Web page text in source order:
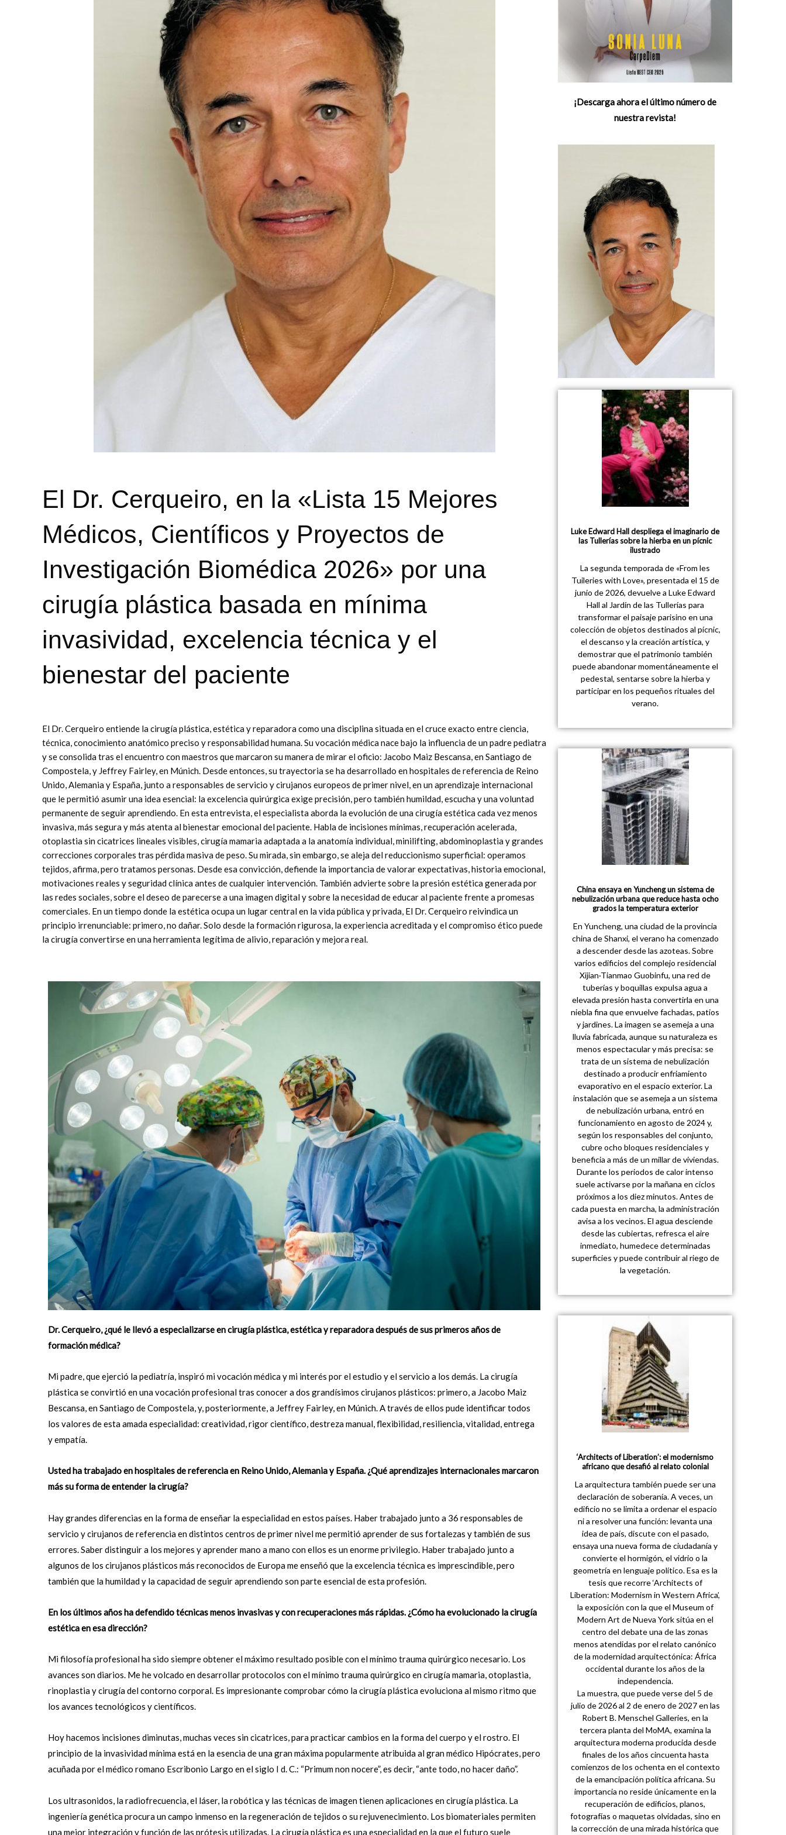
El Dr. Cerqueiro, en la «Lista 15 Mejores
Médicos, Científicos y Proyectos de
Investigación Biomédica 2026» por una
cirugía plástica basada en mínima
invasividad, excelencia técnica y el
bienestar del paciente
El Dr. Cerqueiro entiende la cirugía plástica, estética y reparadora como una disciplina situada en el cruce exacto entre ciencia,
técnica, conocimiento anatómico preciso y responsabilidad humana. Su vocación médica nace bajo la influencia de un padre pediatra
y se consolida tras el encuentro con maestros que marcaron su manera de mirar el oficio: Jacobo Maiz Bescansa, en Santiago de
Compostela, y Jeffrey Fairley, en Múnich. Desde entonces, su trayectoria se ha desarrollado en hospitales de referencia de Reino
Unido, Alemania y España, junto a responsables de servicio y cirujanos europeos de primer nivel, en un aprendizaje internacional
que le permitió asumir una idea esencial: la excelencia quirúrgica exige precisión, pero también humildad, escucha y una voluntad
permanente de seguir aprendiendo. En esta entrevista, el especialista aborda la evolución de una cirugía estética cada vez menos
invasiva, más segura y más atenta al bienestar emocional del paciente. Habla de incisiones mínimas, recuperación acelerada,
otoplastia sin cicatrices lineales visibles, cirugía mamaria adaptada a la anatomía individual, minilifting, abdominoplastia y grandes
correcciones corporales tras pérdida masiva de peso. Su mirada, sin embargo, se aleja del reduccionismo superficial: operamos
tejidos, afirma, pero tratamos personas. Desde esa convicción, defiende la importancia de valorar expectativas, historia emocional,
motivaciones reales y seguridad clínica antes de cualquier intervención. También advierte sobre la presión estética generada por
las redes sociales, sobre el deseo de parecerse a una imagen digital y sobre la necesidad de educar al paciente frente a promesas
comerciales. En un tiempo donde la estética ocupa un lugar central en la vida pública y privada, El Dr. Cerqueiro reivindica un
principio irrenunciable: primero, no dañar. Solo desde la formación rigurosa, la experiencia acreditada y el compromiso ético puede
la cirugía convertirse en una herramienta legítima de alivio, reparación y mejora real.
Dr. Cerqueiro, ¿qué le llevó a especializarse en cirugía plástica, estética y reparadora después de sus primeros años de
formación médica?
Mi padre, que ejerció la pediatría, inspiró mi vocación médica y mi interés por el estudio y el servicio a los demás. La cirugía
plástica se convirtió en una vocación profesional tras conocer a dos grandísimos cirujanos plásticos: primero, a Jacobo Maiz
Bescansa, en Santiago de Compostela, y, posteriormente, a Jeffrey Fairley, en Múnich. A través de ellos pude identificar todos
los valores de esta amada especialidad: creatividad, rigor científico, destreza manual, flexibilidad, resiliencia, vitalidad, entrega
y empatía.
Usted ha trabajado en hospitales de referencia en Reino Unido, Alemania y España. ¿Qué aprendizajes internacionales marcaron
más su forma de entender la cirugía?
Hay grandes diferencias en la forma de enseñar la especialidad en estos países. Haber trabajado junto a 36 responsables de
servicio y cirujanos de referencia en distintos centros de primer nivel me permitió aprender de sus fortalezas y también de sus
errores. Saber distinguir a los mejores y aprender mano a mano con ellos es un enorme privilegio. Haber trabajado junto a
algunos de los cirujanos plásticos más reconocidos de Europa me enseñó que la excelencia técnica es imprescindible, pero
también que la humildad y la capacidad de seguir aprendiendo son parte esencial de esta profesión.
En los últimos años ha defendido técnicas menos invasivas y con recuperaciones más rápidas. ¿Cómo ha evolucionado la cirugía
estética en esa dirección?
Mi filosofía profesional ha sido siempre obtener el máximo resultado posible con el mínimo trauma quirúrgico necesario. Los
avances son diarios. Me he volcado en desarrollar protocolos con el mínimo trauma quirúrgico en cirugía mamaria, otoplastia,
rinoplastia y cirugía del contorno corporal. Es impresionante comprobar cómo la cirugía plástica evoluciona al mismo ritmo que
los avances tecnológicos y científicos.
Hoy hacemos incisiones diminutas, muchas veces sin cicatrices, para practicar cambios en la forma del cuerpo y el rostro. El
principio de la invasividad mínima está en la esencia de una gran máxima popularmente atribuida al gran médico Hipócrates, pero
acuñada por el médico romano Escribonio Largo en el siglo I d. C.: “Primum non nocere”, es decir, “ante todo, no hacer daño”.
Los ultrasonidos, la radiofrecuencia, el láser, la robótica y las técnicas de imagen tienen aplicaciones en cirugía plástica. La
ingeniería genética procura un campo inmenso en la regeneración de tejidos o su rejuvenecimiento. Los biomateriales permiten
una mejor integración y función de las prótesis utilizadas. La cirugía plástica es una especialidad en la que el futuro suele
¡Descarga ahora el último número de
nuestra revista!
Luke Edward Hall despliega el imaginario de
las Tullerías sobre la hierba en un pícnic
ilustrado
La segunda temporada de «From les
Tuileries with Love», presentada el 15 de
junio de 2026, devuelve a Luke Edward
Hall al Jardín de las Tullerías para
transformar el paisaje parisino en una
colección de objetos destinados al pícnic,
el descanso y la creación artística, y
demostrar que el patrimonio también
puede abandonar momentáneamente el
pedestal, sentarse sobre la hierba y
participar en los pequeños rituales del
verano.
China ensaya en Yuncheng un sistema de
nebulización urbana que reduce hasta ocho
grados la temperatura exterior
En Yuncheng, una ciudad de la provincia
china de Shanxi, el verano ha comenzado
a descender desde las azoteas. Sobre
varios edificios del complejo residencial
Xijian·Tianmao Guobinfu, una red de
tuberías y boquillas expulsa agua a
elevada presión hasta convertirla en una
niebla fina que envuelve fachadas, patios
y jardines. La imagen se asemeja a una
lluvia fabricada, aunque su naturaleza es
menos espectacular y más precisa: se
trata de un sistema de nebulización
destinado a producir enfriamiento
evaporativo en el espacio exterior. La
instalación que se asemeja a un sistema
de nebulización urbana, entró en
funcionamiento en agosto de 2024 y,
según los responsables del conjunto,
cubre ocho bloques residenciales y
beneficia a más de un millar de viviendas.
Durante los periodos de calor intenso
suele activarse por la mañana en ciclos
próximos a los diez minutos. Antes de
cada puesta en marcha, la administración
avisa a los vecinos. El agua desciende
desde las cubiertas, refresca el aire
inmediato, humedece determinadas
superficies y puede contribuir al riego de
la vegetación.
‘Architects of Liberation’: el modernismo
africano que desafió al relato colonial
La arquitectura también puede ser una
declaración de soberanía. A veces, un
edificio no se limita a ordenar el espacio
ni a resolver una función: levanta una
idea de país, discute con el pasado,
ensaya una nueva forma de ciudadanía y
convierte el hormigón, el vidrio o la
geometría en lenguaje político. Esa es la
tesis que recorre ‘Architects of
Liberation: Modernism in Western Africa’,
la exposición con la que el Museum of
Modern Art de Nueva York sitúa en el
centro del debate una de las zonas
menos atendidas por el relato canónico
de la modernidad arquitectónica: África
occidental durante los años de la
independencia.
La muestra, que puede verse del 5 de
julio de 2026 al 2 de enero de 2027 en las
Robert B. Menschel Galleries, en la
tercera planta del MoMA, examina la
arquitectura moderna producida desde
finales de los años cincuenta hasta
comienzos de los ochenta en el contexto
de la emancipación política africana. Su
importancia no reside únicamente en la
recuperación de edificios, planos,
fotografías o maquetas olvidadas, sino en
la corrección de una mirada histórica que